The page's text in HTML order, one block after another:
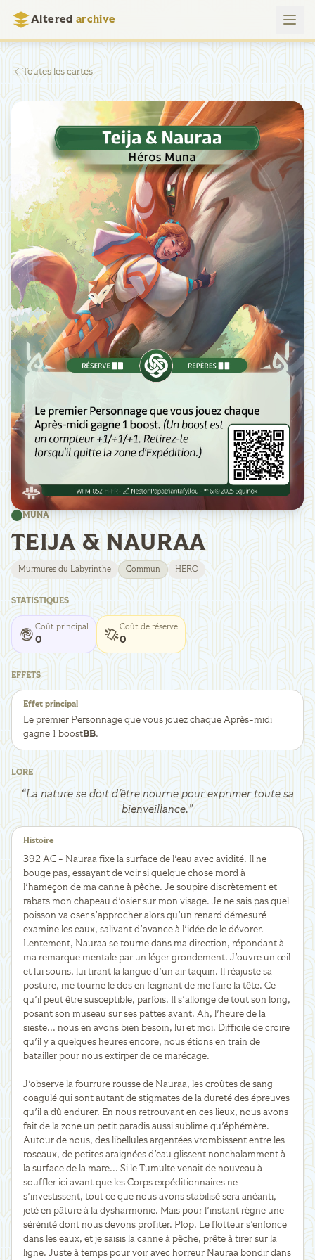
Altered archive
Toutes les cartes
MUNA
TEIJA & NAURAA
Murmures du Labyrinthe Commun HERO
STATISTIQUES
Coût principal
0
Coût de réserve
0
EFFETS
Effet principal
Le premier Personnage que vous jouez chaque Après-midi
gagne 1 boostBB.
LORE
“La nature se doit d'être nourrie pour exprimer toute sa
bienveillance.”
Histoire
392 AC - Nauraa fixe la surface de l'eau avec avidité. Il ne
bouge pas, essayant de voir si quelque chose mord à
l'hameçon de ma canne à pêche. Je soupire discrètement et
rabats mon chapeau d'osier sur mon visage. Je ne sais pas quel
poisson va oser s'approcher alors qu'un renard démesuré
examine les eaux, salivant d'avance à l'idée de le dévorer.
Lentement, Nauraa se tourne dans ma direction, répondant à
ma remarque mentale par un léger grondement. J'ouvre un œil
et lui souris, lui tirant la langue d'un air taquin. Il réajuste sa
posture, me tourne le dos en feignant de me faire la tête. Ce
qu'il peut être susceptible, parfois. Il s'allonge de tout son long,
posant son museau sur ses pattes avant. Ah, l'heure de la
sieste... nous en avons bien besoin, lui et moi. Difficile de croire
qu'il y a quelques heures encore, nous étions en train de
batailler pour nous extirper de ce marécage.
J'observe la fourrure rousse de Nauraa, les croûtes de sang
coagulé qui sont autant de stigmates de la dureté des épreuves
qu'il a dû endurer. En nous retrouvant en ces lieux, nous avons
fait de la zone un petit paradis aussi sublime qu'éphémère.
Autour de nous, des libellules argentées vrombissent entre les
roseaux, de petites araignées d'eau glissent nonchalamment à
la surface de la mare... Si le Tumulte venait de nouveau à
souffler ici avant que les Corps expéditionnaires ne
s'investissent, tout ce que nous avons stabilisé sera anéanti,
jeté en pâture à la dysharmonie. Mais pour l'instant règne une
sérénité dont nous devons profiter. Plop. Le flotteur s'enfonce
dans les eaux, et je saisis la canne à pêche, prête à tirer sur la
ligne. Juste à temps pour voir avec horreur Nauraa bondir dans